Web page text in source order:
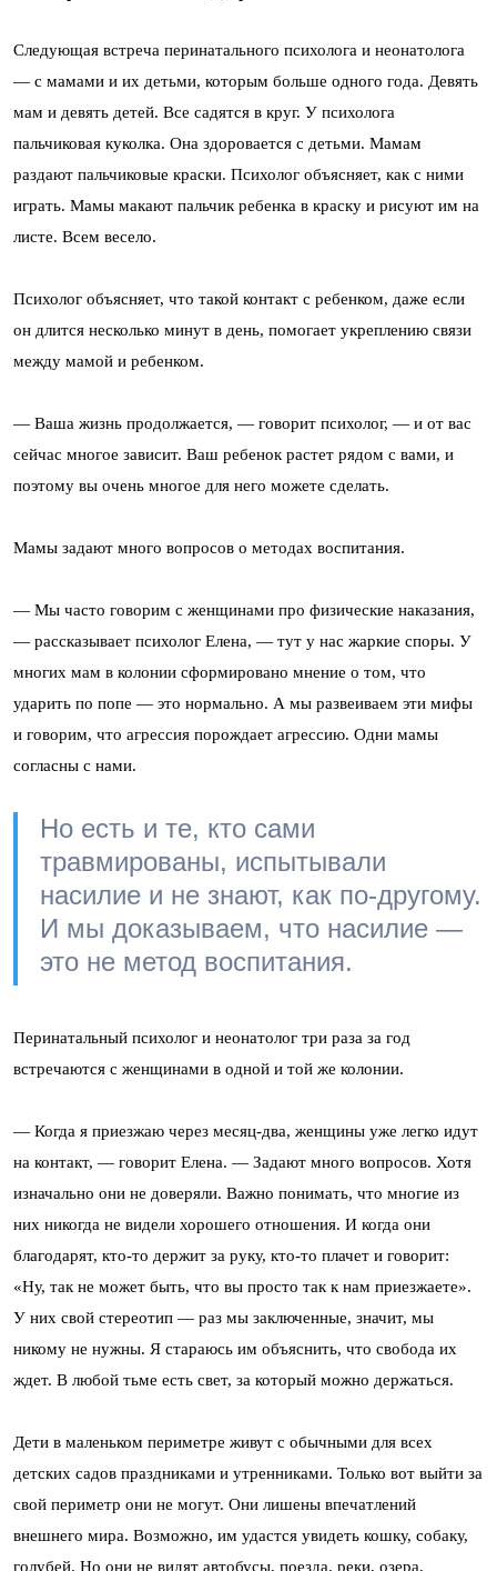
Следующая встреча перинатального психолога и неонатолога
— с мамами и их детьми, которым больше одного года. Девять
мам и девять детей. Все садятся в круг. У психолога
пальчиковая куколка. Она здоровается с детьми. Мамам
раздают пальчиковые краски. Психолог объясняет, как с ними
играть. Мамы макают пальчик ребенка в краску и рисуют им на
листе. Всем весело.
Психолог объясняет, что такой контакт с ребенком, даже если
он длится несколько минут в день, помогает укреплению связи
между мамой и ребенком.
— Ваша жизнь продолжается, — говорит психолог, — и от вас
сейчас многое зависит. Ваш ребенок растет рядом с вами, и
поэтому вы очень многое для него можете сделать.
Мамы задают много вопросов о методах воспитания.
— Мы часто говорим с женщинами про физические наказания,
— рассказывает психолог Елена, — тут у нас жаркие споры. У
многих мам в колонии сформировано мнение о том, что
ударить по попе — это нормально. А мы развеиваем эти мифы
и говорим, что агрессия порождает агрессию. Одни мамы
согласны с нами.
Но есть и те, кто сами
травмированы, испытывали
насилие и не знают, как по-другому.
И мы доказываем, что насилие —
это не метод воспитания.
Перинатальный психолог и неонатолог три раза за год
встречаются с женщинами в одной и той же колонии.
— Когда я приезжаю через месяц-два, женщины уже легко идут
на контакт, — говорит Елена. — Задают много вопросов. Хотя
изначально они не доверяли. Важно понимать, что многие из
них никогда не видели хорошего отношения. И когда они
благодарят, кто-то держит за руку, кто-то плачет и говорит:
«Ну, так не может быть, что вы просто так к нам приезжаете».
У них свой стереотип — раз мы заключенные, значит, мы
никому не нужны. Я стараюсь им объяснить, что свобода их
ждет. В любой тьме есть свет, за который можно держаться.
Дети в маленьком периметре живут с обычными для всех
детских садов праздниками и утренниками. Только вот выйти за
свой периметр они не могут. Они лишены впечатлений
внешнего мира. Возможно, им удастся увидеть кошку, собаку,
голубей. Но они не видят автобусы, поезда, реки, озера,